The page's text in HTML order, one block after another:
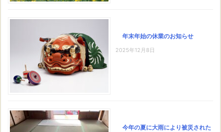
年末年始の休業のお知らせ
2025年12月8日
今年の夏に大雨により被災された